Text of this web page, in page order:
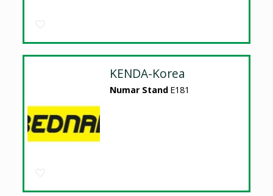
KENDA-Korea
Numar Stand E181